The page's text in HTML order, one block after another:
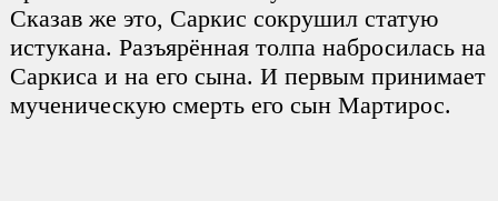
Сказав же это, Саркис сокрушил статую
истукана. Разъярённая толпа набросилась на
Саркиса и на его сына. И первым принимает
мученическую смерть его сын Мартирос.